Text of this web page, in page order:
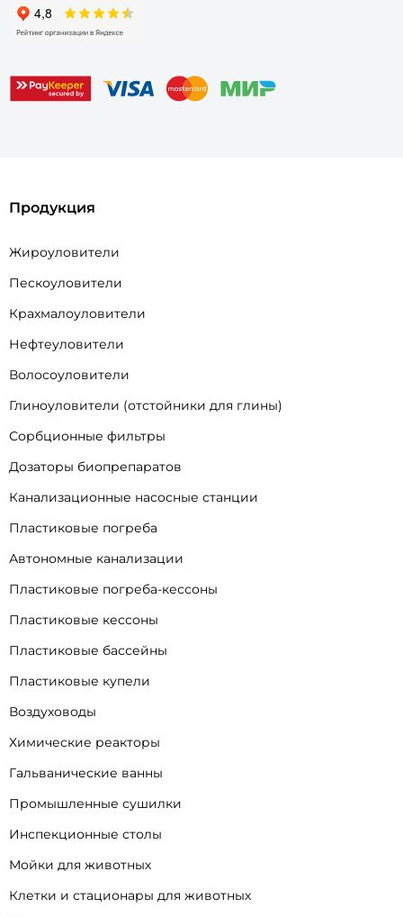
Продукция
Жироуловители
Пескоуловители
Крахмалоуловители
Нефтеуловители
Волосоуловители
Глиноуловители (отстойники для глины)
Сорбционные фильтры
Дозаторы биопрепаратов
Канализационные насосные станции
Пластиковые погреба
Автономные канализации
Пластиковые погреба-кессоны
Пластиковые кессоны
Пластиковые бассейны
Пластиковые купели
Воздуховоды
Химические реакторы
Гальванические ванны
Промышленные сушилки
Инспекционные столы
Мойки для животных
Клетки и стационары для животных